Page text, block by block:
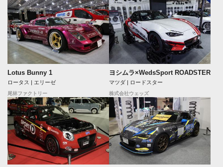
Lotus Bunny 1
ロータス | エリーゼ
尾林ファクトリー
ヨシムラ×WedsSport ROADSTER
マツダ | ロードスター
株式会社ウェッズ